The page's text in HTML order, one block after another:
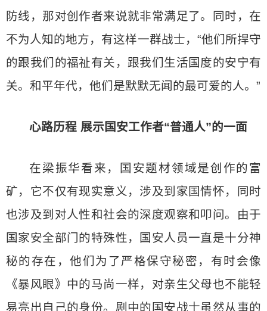
防线，那对创作者来说就非常满足了。同时，在
不为人知的地方，有这样一群战士，“他们所捍守
的跟我们的福祉有关，跟我们生活国度的安宁有
关。和平年代，他们是默默无闻的最可爱的人。”
心路历程 展示国安工作者“普通人”的一面
在梁振华看来，国安题材领域是创作的富
矿，它不仅有现实意义，涉及到家国情怀，同时
也涉及到对人性和社会的深度观察和叩问。由于
国家安全部门的特殊性，国安人员一直是十分神
秘的存在，他们为了严格保守秘密，有时会像
《暴风眼》中的马尚一样，对亲生父母也不能轻
易亮出自己的身份。剧中的国安战士虽然从事的